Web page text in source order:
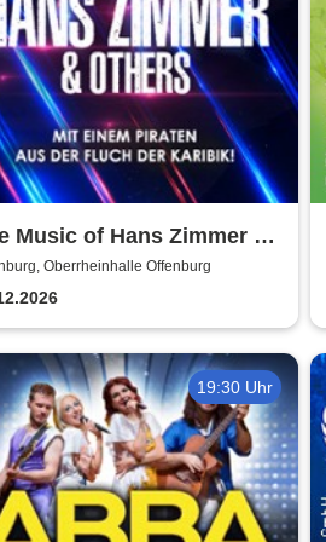
Music of Hans Zimmer &
- A Celebration of Film
Oberrheinhalle Offenburg
19:30 Uhr